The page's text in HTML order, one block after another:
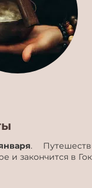
.
и закончится в